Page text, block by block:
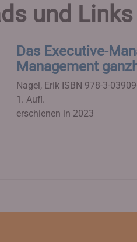
und
Das Executive-
Management
Nagel, Erik ISBN 978-3-
1. Aufl.
erschienen in 2023